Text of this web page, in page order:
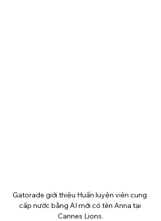
Gatorade giới thiệu Huấn luyện viên cung
cấp nước bằng AI mới có tên Anna tại
Cannes Lions.